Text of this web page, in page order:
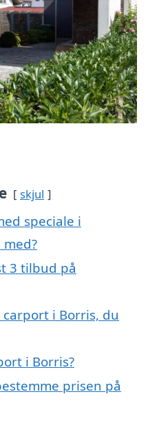
skjul
speciale i
3 tilbud på
i Borris, du
i Borris?
prisen på